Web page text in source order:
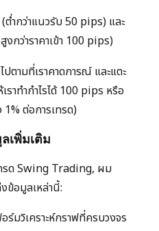
ต่ำกว่าแนวรับ 50 pips) และ
กว่าราคาเข้า 100 pips)
ตามที่เราคาดการณ์ และแตะ
าทำกำไรได้ 100 pips หรือ
1% ต่อการเทรด)
เพิ่มเติม
รด Swing Trading, ผม
ข้อมูลเหล่านี้:
ร์มวิเคราะห์กราฟที่ครบวงจร